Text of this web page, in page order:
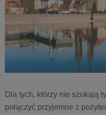
Dla tych, którzy nie szukają
połączyć przyjemne z